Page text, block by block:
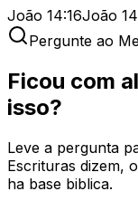
João 14:16João
Pergunte ao
Ficou com
isso?
Leve a pergunta
Escrituras dizem,
ha base biblica.